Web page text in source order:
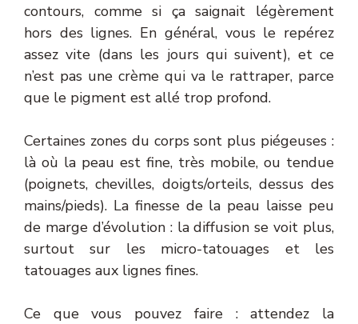
contours, comme si ça saignait légèrement
hors des lignes. En général, vous le repérez
assez vite (dans les jours qui suivent), et ce
n’est pas une crème qui va le rattraper, parce
que le pigment est allé trop profond.
Certaines zones du corps sont plus piégeuses :
là où la peau est fine, très mobile, ou tendue
(poignets, chevilles, doigts/orteils, dessus des
mains/pieds). La finesse de la peau laisse peu
de marge d’évolution : la diffusion se voit plus,
surtout sur les micro-tatouages et les
tatouages aux lignes fines.
Ce que vous pouvez faire : attendez la